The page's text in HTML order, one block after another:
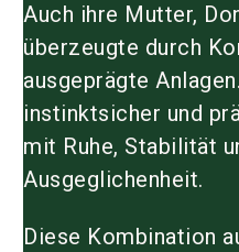
Auch ihre Mutter,
überzeugte durch
ausgeprägte
instinktsicher und
mit Ruhe, Stabilität
Ausgeglichenheit.
Diese Kombination